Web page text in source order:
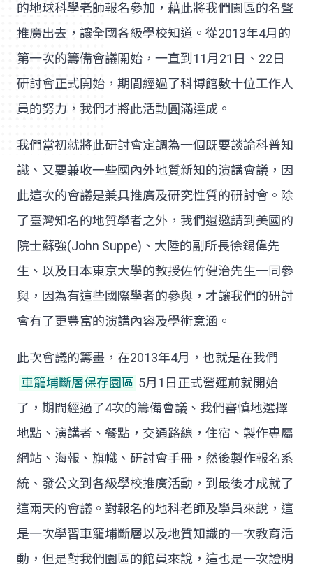
的地球科學老師報名參加，藉此將我們園區的名聲
推廣出去，讓全國各級學校知道。從2013年4月的
第一次的籌備會議開始，一直到11月21日、22日
研討會正式開始，期間經過了科博館數十位工作人
員的努力，我們才將此活動圓滿達成。
我們當初就將此研討會定調為一個既要談論科普知
識、又要兼收一些國內外地質新知的演講會議，因
此這次的會議是兼具推廣及研究性質的研討會。除
了臺灣知名的地質學者之外，我們還邀請到美國的
院士蘇強(John Suppe)、大陸的副所長徐錫偉先
生、以及日本東京大學的教授佐竹健治先生一同參
與，因為有這些國際學者的參與，才讓我們的研討
會有了更豐富的演講內容及學術意涵。
此次會議的籌畫，在2013年4月，也就是在我們
車籠埔斷層保存園區 5月1日正式營運前就開始
了，期間經過了4次的籌備會議、我們審慎地選擇
地點、演講者、餐點，交通路線，住宿、製作專屬
網站、海報、旗幟、研討會手冊，然後製作報名系
統、發公文到各級學校推廣活動，到最後才成就了
這兩天的會議。對報名的地科老師及學員來說，這
是一次學習車籠埔斷層以及地質知識的一次教育活
動，但是對我們園區的館員來說，這也是一次證明